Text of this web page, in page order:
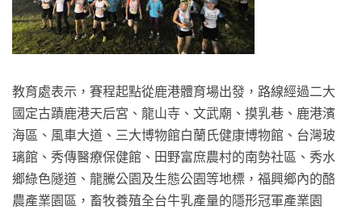
教育處表示，賽程起點從鹿港體育場出發，路線經過二大
國定古蹟鹿港天后宮、龍山寺、文武廟、摸乳巷、鹿港濱
海區、風車大道、三大博物館白蘭氏健康博物館、台灣玻
璃館、秀傳醫療保健館、田野富庶農村的南勢社區、秀水
鄉綠色隧道、龍騰公園及生態公園等地標，福興鄉內的酪
農產業園區，畜牧養殖全台牛乳產量的隱形冠軍產業園